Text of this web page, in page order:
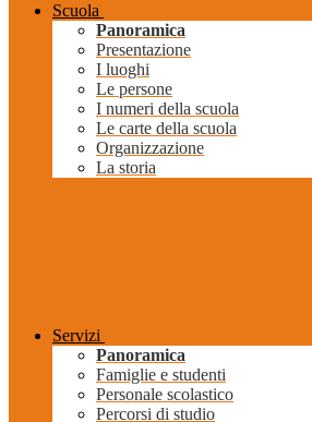
Scuola
Panoramica
Presentazione
I luoghi
Le persone
I numeri della scuola
Le carte della scuola
Organizzazione
La storia
Servizi
Panoramica
Famiglie e studenti
Personale scolastico
Percorsi di studio